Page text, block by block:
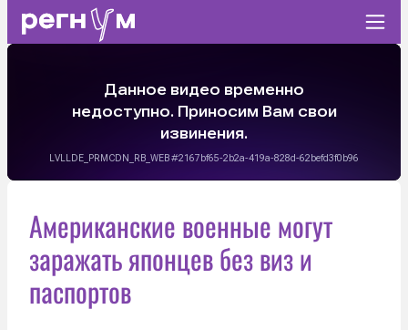
Американские военные могут
заражать японцев без виз и
паспортов